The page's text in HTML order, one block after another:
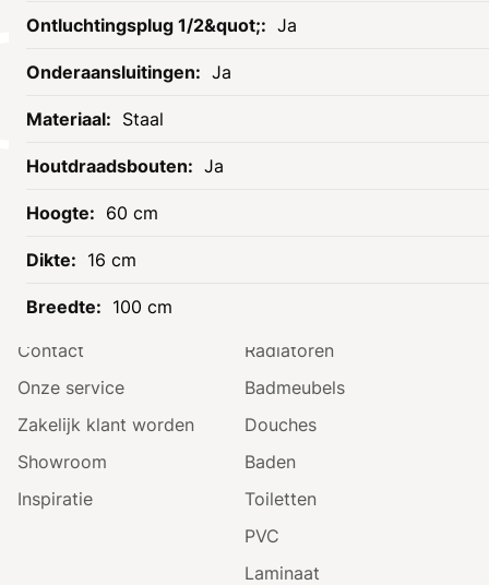
Ja
Ja
Staal
Ja
60 cm
16 cm
100 cm
Openingstijden
Contact
Onze service
Zakelijk klant worden
Showroom
Inspiratie
Radiatoren
Badmeubels
Douches
Baden
Toiletten
PVC
Laminaat